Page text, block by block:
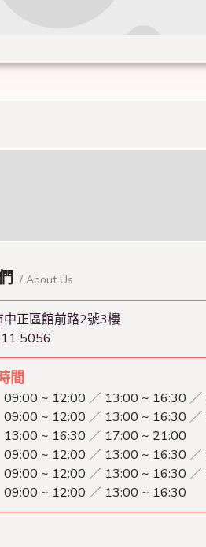
/ About Us
中正區館前路2號3樓
5056
間
09:00 ~ 12:00 ／ 13:00 ~ 16:30 ／
09:00 ~ 12:00 ／ 13:00 ~ 16:30 ／
13:00 ~ 16:30 ／ 17:00 ~ 21:00
09:00 ~ 12:00 ／ 13:00 ~ 16:30 ／
09:00 ~ 12:00 ／ 13:00 ~ 16:30 ／
09:00 ~ 12:00 ／ 13:00 ~ 16:30